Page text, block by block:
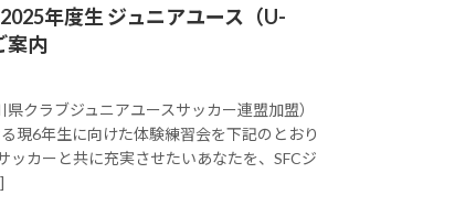
年度生 ジュニアユース（U-
案内
クラブジュニアユースサッカー連盟加盟）
現6年生に向けた体験練習会を下記のとおり
ッカーと共に充実させたいあなたを、SFCジ